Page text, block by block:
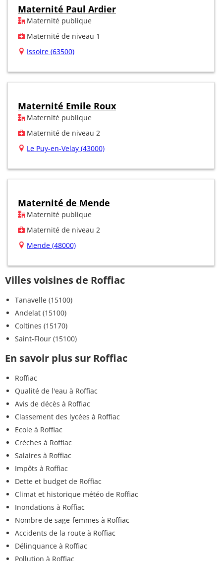
Maternité Paul Ardier
Maternité publique
Maternité de niveau 1
Issoire (63500)
Maternité Emile Roux
Maternité publique
Maternité de niveau 2
Le Puy-en-Velay (43000)
Maternité de Mende
Maternité publique
Maternité de niveau 2
Mende (48000)
Villes voisines de Roffiac
Tanavelle (15100)
Andelat (15100)
Coltines (15170)
Saint-Flour (15100)
En savoir plus sur Roffiac
Roffiac
Qualité de l'eau à Roffiac
Avis de décès à Roffiac
Classement des lycées à Roffiac
Ecole à Roffiac
Crèches à Roffiac
Salaires à Roffiac
Impôts à Roffiac
Dette et budget de Roffiac
Climat et historique météo de Roffiac
Inondations à Roffiac
Nombre de sage-femmes à Roffiac
Accidents de la route à Roffiac
Délinquance à Roffiac
Pollution à Roffiac